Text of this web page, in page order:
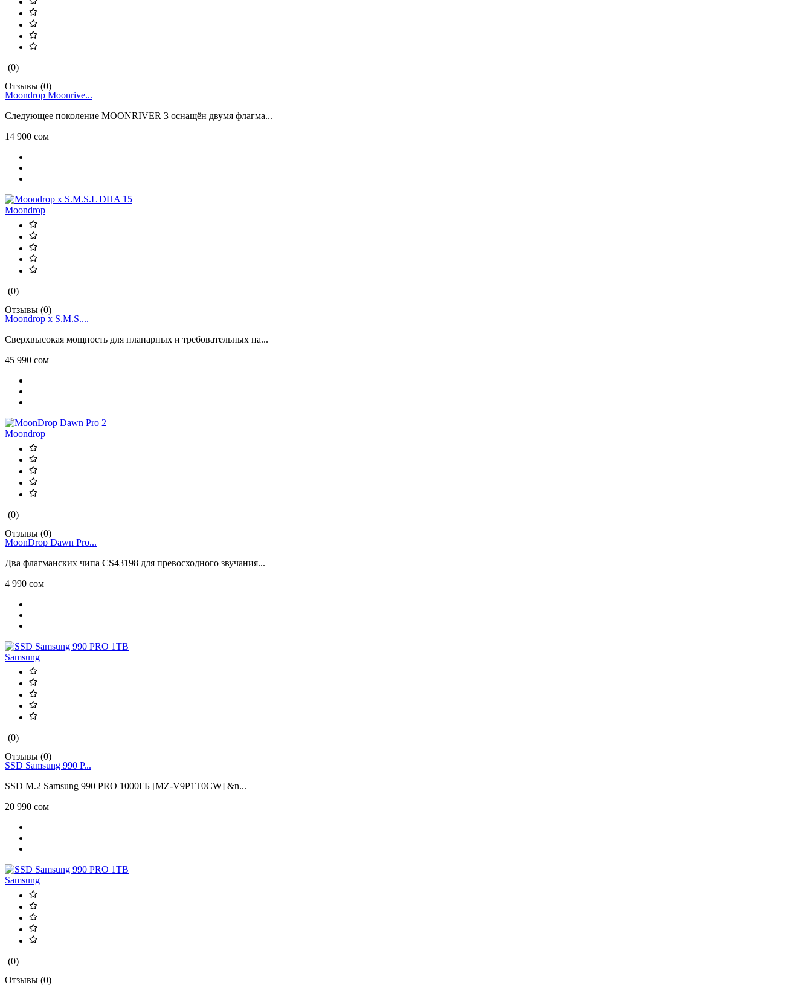
(0)
Отзывы (0)
Moondrop Moonrive...
Следующее поколение MOONRIVER 3 оснащён двумя флагма...
14 900 сом
Moondrop
(0)
Отзывы (0)
Moondrop x S.M.S....
Сверхвысокая мощность для планарных и требовательных на...
45 990 сом
Moondrop
(0)
Отзывы (0)
MoonDrop Dawn Pro...
Два флагманских чипа CS43198 для превосходного звучания...
4 990 сом
Samsung
(0)
Отзывы (0)
SSD Samsung 990 P...
SSD M.2 Samsung 990 PRO 1000ГБ [MZ-V9P1T0CW] &n...
20 990 сом
Samsung
(0)
Отзывы (0)